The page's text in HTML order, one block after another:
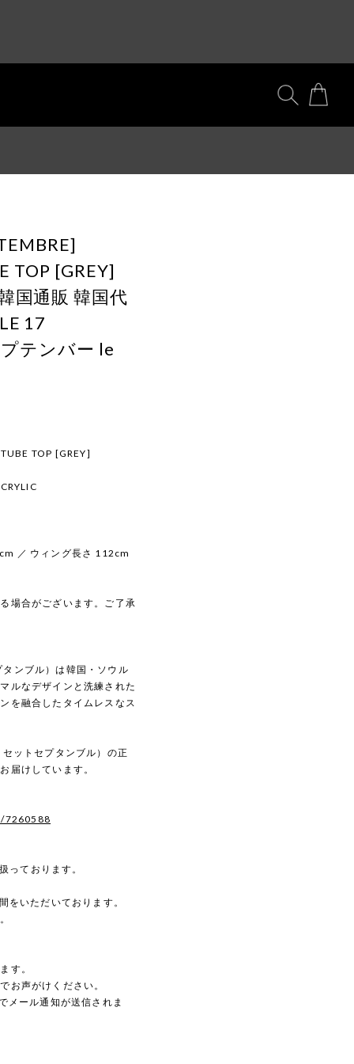
TOP [GREY]
国通販 韓国代
17
テンバー le
TOP [GREY]
／ ウィング長さ 112cm
場合がございます。ご了承
ンブル）は韓国・ソウル
ルなデザインと洗練された
を融合したタイムレスなス
ットセプタンブル）の正
届けしています。
7260588
ております。
をいただいております。
す。
お声がけください。
メール通知が送信されま